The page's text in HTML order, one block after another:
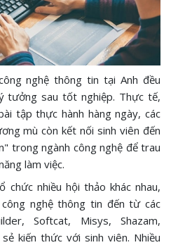
nghệ thông tin tại Anh đều
tưởng sau tốt nghiệp. Thực tế,
tập thực hành hàng ngày, các
mù còn kết nối sinh viên đến
trong ngành công nghệ để trau
làm việc.
nhiều hội thảo khác nhau,
nghệ thông tin đến từ các
Softcat, Misys, Shazam,
kiến thức với sinh viên. Nhiều